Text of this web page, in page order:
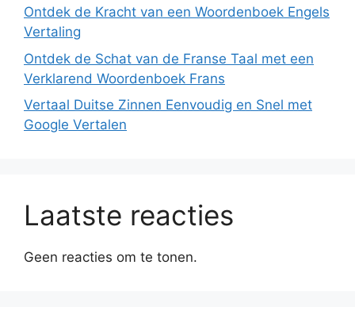
Ontdek de Kracht van een Woordenboek Engels
Vertaling
Ontdek de Schat van de Franse Taal met een
Verklarend Woordenboek Frans
Vertaal Duitse Zinnen Eenvoudig en Snel met
Google Vertalen
Laatste reacties
Geen reacties om te tonen.